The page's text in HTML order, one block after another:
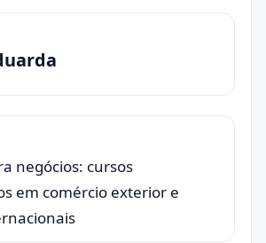
negócios: cursos
em comércio exterior e